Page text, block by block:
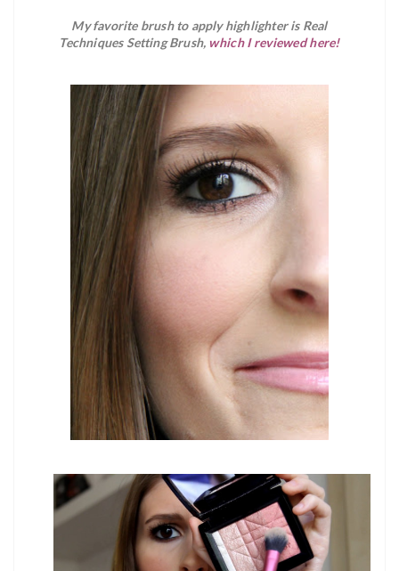
My favorite brush to apply highlighter is Real
Techniques Setting Brush, which I reviewed here!